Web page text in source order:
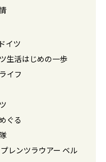
イツ
生活はじめの一歩
イフ
ぐる
レンツラウアー ベル